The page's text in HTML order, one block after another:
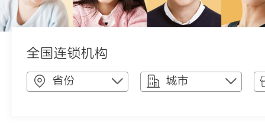
全国连锁机构
省份 城市